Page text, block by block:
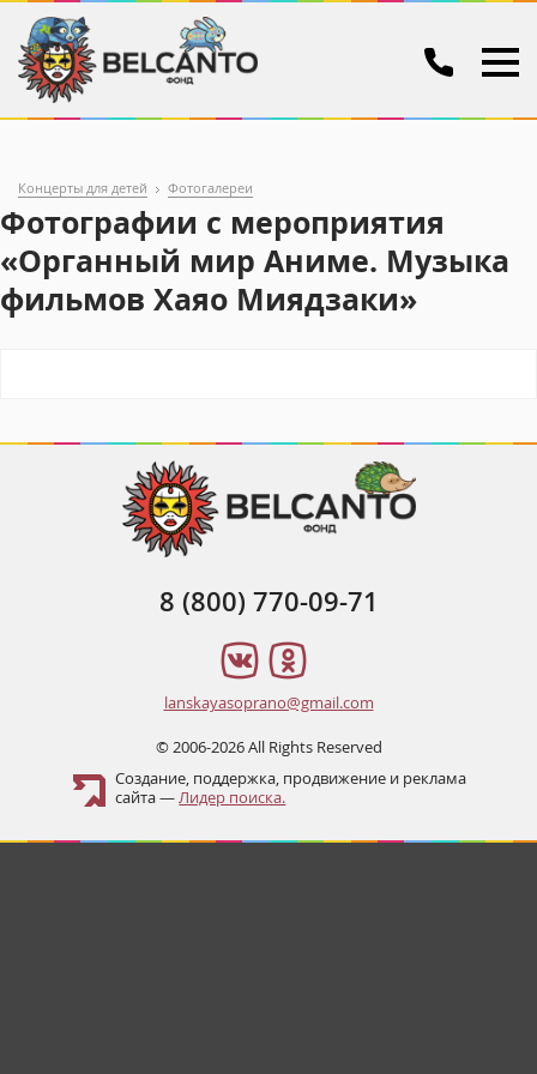
Концерты для детей Фотогалереи
Фотографии с мероприятия
«Органный мир Аниме. Музыка
фильмов Хаяо Миядзаки»
8 (800) 770-09-71
lanskayasoprano@gmail.com
© 2006-2026 All Rights Reserved
Создание, поддержка, продвижение и реклама
сайта —Лидер поиска.